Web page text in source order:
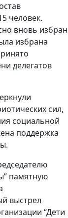
человек.
вновь избран
избрана
делегатов
сил,
социальной
поддержка
памятную
выстрел
“Дети